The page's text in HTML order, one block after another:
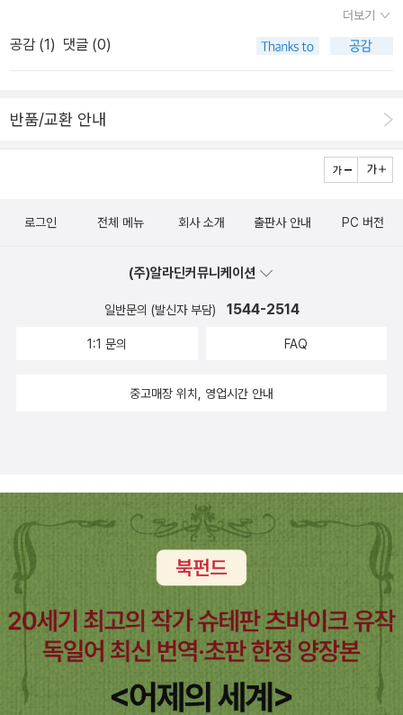
의 원인을 반드시 버블붕괴와 대불황 탓으로만 돌릴 수는 없다. 오히
려 소니가 워크맨 이후 아이패드와 아이폰이 등장할 가능성을 깨닫
지하게 내다보지 못한 것이 실패의 주요 원인이다.- P16‘헤이세
크‘가 이 과정에 박차를 가했다. 제1의 쇼크는 1989년에 정점을 찍
은 버블경제의 붕괴이고, 제2의 쇼크는 1995년의 한신·아와지대지
진과 옴진리교 사건이다. 제3의 쇼크는 2001년의 미국 동시다발테
대지진과 도쿄전력 후쿠시마 제1원전사고다. ‘헤이세이‘는 일본사회
스로의 모습을 바꿔간 과정이다.- P30이 두 번의 쇼크가 발생한 시
점의 정권이, 전자는 무라야마 도미이치, 후자는 간 나오토라는 비자
크와 자민당의 총리는 조우하지 않았다. 이 자체는 역사의 우연이지
년 쇼크 발생 몇년 뒤 정국은 우정민영화로 향했고, 2011년 쇼크 이
후 도쿄올림픽 개최로 나아간 것은 우연이 아니다. 재해와 심각한 사
고, 불황과 국가 이벤트 개최, 공공부문의 민영화 사이에는 분명 노골
적인 연계가 있다.- P34
나?일본에도 이렇게 자신들의 사회를 철저하게 비판할 수 있는 학자
들이 있지만 대부분 그런 학자들은 50년대생 이더라.읽는 내내, “마
누라 빼고 다 바꾸라”던 이건희가 생각났다. 이건희는 어디서 그런 자
상 삼성전자와 같은 혁신이나 과단성 있는 결단을 감행하지 못했다.
각의 모든 것들이 일본에서는 지난 30년간 실패했다. 반면 뒤돌아보
막상 미래에 뒤돌아보면 여전히 앞으로 나아가던 우리의 모습일 수도
더보기
공감 (1) 댓글 (0)
반품/교환 안내
로그인 전체 메뉴 회사 소개 출판사 안내 PC 버전
(주)알라딘커뮤니케이션
일반문의 (발신자 부담) 1544-2514
1:1 문의 FAQ
중고매장 위치, 영업시간 안내